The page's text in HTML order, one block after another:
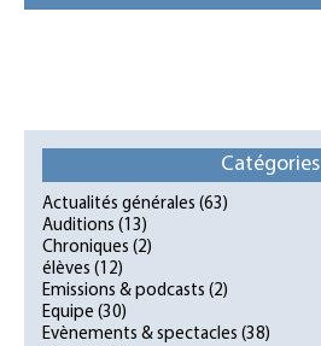
Catégories
Actualités générales (63)
Auditions (13)
Chroniques (2)
élèves (12)
Emissions & podcasts (2)
Equipe (30)
Evènements & spectacles (38)